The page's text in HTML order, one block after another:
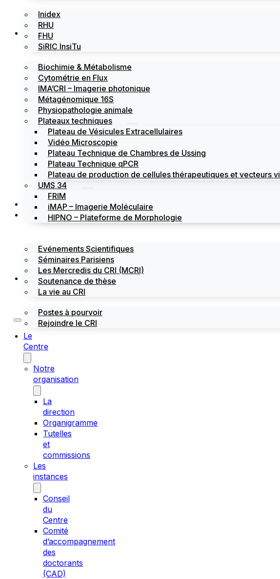
Inidex
RHU
FHU
SiRIC InsiTu
Les plateformes
Biochimie & Métabolisme
Cytométrie en Flux
IMA’CRI – Imagerie photonique
Métagénomique 16S
Physiopathologie animale
Plateaux techniques
Plateau de Vésicules Extracellulaires
Vidéo Microscopie
Plateau Technique de Chambres de Ussing
Plateau Technique qPCR
Plateau de production de cellules thérapeutiques et vecteurs
UMS 34
FRIM
iMAP – Imagerie Moléculaire
HIPNO – Plateforme de Morphologie
Actualités
Évènements
Evénements Scientifiques
Séminaires Parisiens
Les Mercredis du CRI (MCRI)
Soutenance de thèse
La vie au CRI
Emploi / stages
Postes à pourvoir
Rejoindre le CRI
Le
Centre
Notre
organisation
La
direction
Organigramme
Tutelles
et
commissions
Les
instances
Conseil
du
Centre
Comité
d’accompagnement
des
doctorants
(CAD)